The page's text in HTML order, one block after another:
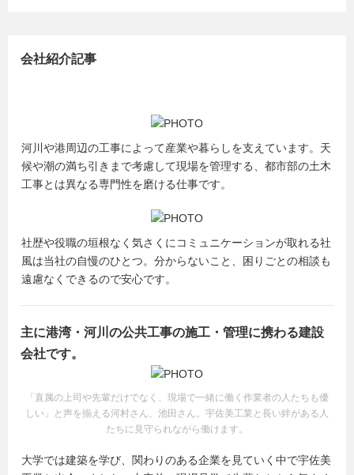
会社紹介記事
河川や港周辺の工事によって産業や暮らしを支えています。天
候や潮の満ち引きまで考慮して現場を管理する、都市部の土木
工事とは異なる専門性を磨ける仕事です。
社歴や役職の垣根なく気さくにコミュニケーションが取れる社
風は当社の自慢のひとつ。分からないこと、困りごとの相談も
遠慮なくできるので安心です。
主に港湾・河川の公共工事の施工・管理に携わる建設
会社です。
「直属の上司や先輩だけでなく、現場で一緒に働く作業者の人たちも優
しい」と声を揃える河村さん、池田さん。宇佐美工業と長い絆がある人
たちに見守られながら働けます。
大学では建築を学び、関わりのある企業を見ていく中で宇佐美